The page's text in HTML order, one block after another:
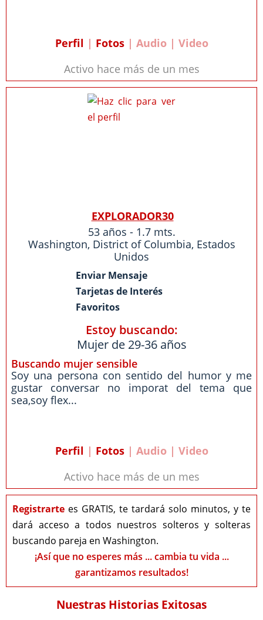
Perfil | Fotos| Audio | Video
Activo hace más de un mes
EXPLORADOR30
53 años - 1.7 mts.
Washington, District of Columbia, Estados
Unidos
Enviar Mensaje
Tarjetas de Interés
Favoritos
Estoy buscando:
Mujer de 29-36 años
Buscando mujer sensible
Soy una persona con sentido del humor y me
gustar conversar no imporat del tema que
sea,soy flex...
Perfil | Fotos| Audio | Video
Activo hace más de un mes
Registrarte es GRATIS, te tardará solo minutos, y te
dará acceso a todos nuestros solteros y solteras
buscando pareja en Washington.
¡Así que no esperes más ... cambia tu vida ...
garantizamos resultados!
Nuestras Historias Exitosas